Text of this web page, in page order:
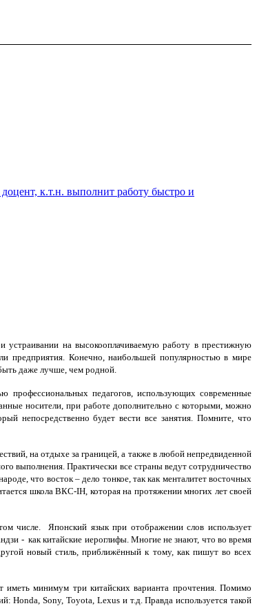
к.т.н. выполнит работу быстро и
устраивании на высокооплачиваемую работу в престижную
предприятия. Конечно, наибольшей популярностью в мире
даже лучше, чем родной.
профессиональных педагогов, использующих современные
носители, при работе дополнительно с которыми, можно
непосредственно будет вести все занятия. Помните, что
на отдыхе за границей, а также в любой непредвиденной
выполнения. Практически все страны ведут сотрудничество
что восток – дело тонкое, так как менталитет восточных
школа ВКС-IH, которая на протяжении многих лет своей
числе. Японский язык при отображении слов использует
- как китайские иероглифы. Многие не знают, что во время
новый стиль, приближённый к тому, как пишут во всех
иметь минимум три китайских варианта прочтения. Помимо
Honda, Sony, Toyota, Lexus и т.д. Правда используется такой